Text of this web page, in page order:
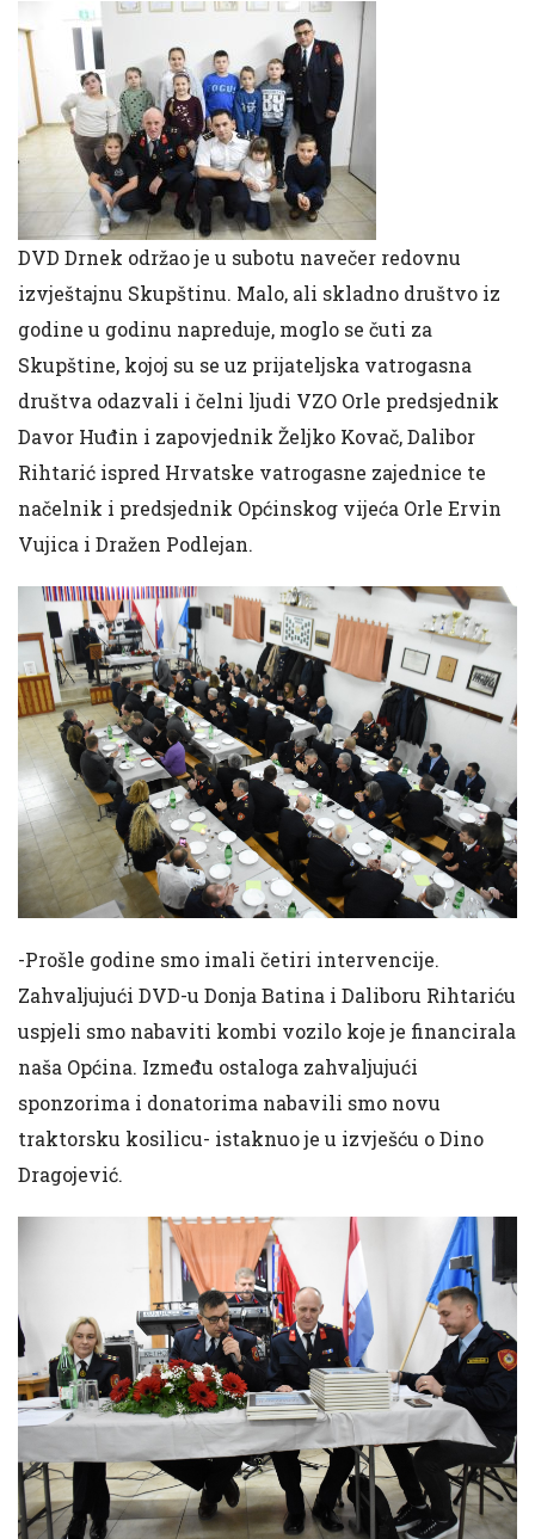
DVD Drnek održao je u subotu navečer redovnu
izvještajnu Skupštinu. Malo, ali skladno društvo iz
godine u godinu napreduje, moglo se čuti za
Skupštine, kojoj su se uz prijateljska vatrogasna
društva odazvali i čelni ljudi VZO Orle predsjednik
Davor Huđin i zapovjednik Željko Kovač, Dalibor
Rihtarić ispred Hrvatske vatrogasne zajednice te
načelnik i predsjednik Općinskog vijeća Orle Ervin
Vujica i Dražen Podlejan.
-Prošle godine smo imali četiri intervencije.
Zahvaljujući DVD-u Donja Batina i Daliboru Rihtariću
uspjeli smo nabaviti kombi vozilo koje je financirala
naša Općina. Između ostaloga zahvaljujući
sponzorima i donatorima nabavili smo novu
traktorsku kosilicu- istaknuo je u izvješću o Dino
Dragojević.